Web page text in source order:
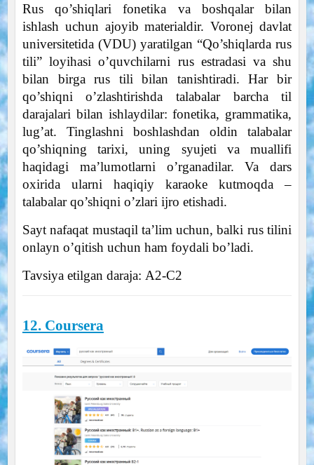
Rus qo’shiqlari fonetika va boshqalar bilan
ishlash uchun ajoyib materialdir. Voronej davlat
universitetida (VDU) yaratilgan “Qo’shiqlarda rus
tili” loyihasi o’quvchilarni rus estradasi va shu
bilan birga rus tili bilan tanishtiradi. Har bir
qo’shiqni o’zlashtirishda talabalar barcha til
darajalari bilan ishlaydilar: fonetika, grammatika,
lug’at. Tinglashni boshlashdan oldin talabalar
qo’shiqning tarixi, uning syujeti va muallifi
haqidagi ma’lumotlarni o’rganadilar. Va dars
oxirida ularni haqiqiy karaoke kutmoqda –
talabalar qo’shiqni o’zlari ijro etishadi.
Sayt nafaqat mustaqil ta’lim uchun, balki rus tilini
onlayn o’qitish uchun ham foydali bo’ladi.
Tavsiya etilgan daraja: А2-С2
12. Coursera